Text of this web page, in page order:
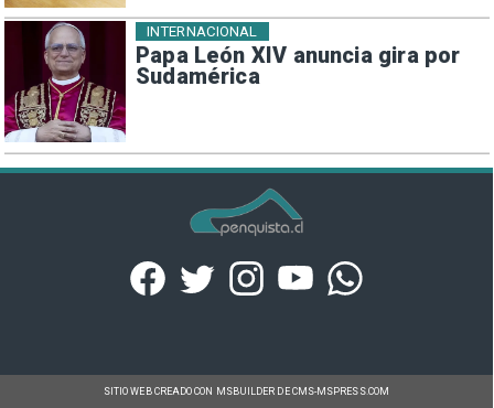
Papa León XIV anuncia gira por
Sudamérica
INTERNACIONAL
SITIO WEB CREADO CON MSBUILDER DE CMS-MSPRESS.COM